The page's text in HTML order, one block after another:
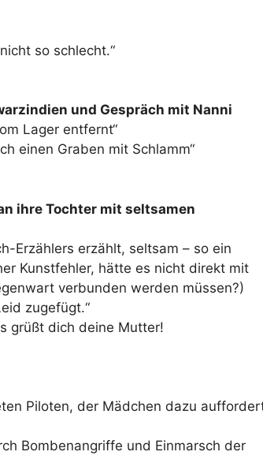
so schlecht.“
und Gespräch mit Nanni
Lager entfernt“
einen Graben mit Schlamm“
ihre Tochter mit seltsamen
Erzählers erzählt, seltsam – so ein
Kunstfehler, hätte es nicht direkt mit
verbunden werden müssen?)
zugefügt.“
grüßt dich deine Mutter!
Piloten, der Mädchen dazu
Bombenangriffe und Einmarsch der